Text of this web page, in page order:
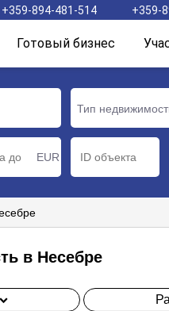
+359-894-481-514 +359-
Готовый бизнес
EUR
Тип
в Несебре